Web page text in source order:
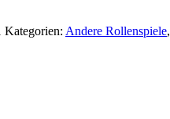
Kategorien: Andere Rollenspiele,